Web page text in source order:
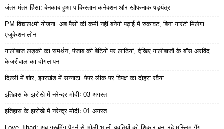
जंतर-मंतर हिंसा: बेनकाब हुआ पाकिस्तान कनेक्शन और खौफनाक षड्यंत्र
PM विद्यालक्ष्मी योजना: अब पैसों की कमी नहीं बनेगी पढ़ाई में रुकावट, बिना गारंटी मिलेगा
एजुकेशन लोन
गालीबाज लड़की का समर्थन, पंजाब की बेटियों पर लाठियां, देखिए गालीबाजों के बॉस अरविंद
केजरीवाल का दोगलापन
दिल्ली में शोर, झारखंड में सन्नाटा: पेपर लीक पर विपक्ष का दोहरा रवैया
इतिहास के झरोखे में नरेन्द्र मोदीः 03 अगस्त
इतिहास के झरोखे में नरेन्द्र मोदीः 01 अगस्त